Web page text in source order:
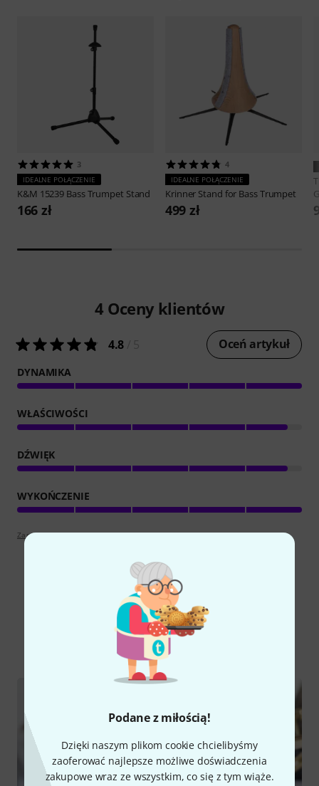
Podane z miłością!
Dzięki naszym plikom cookie chcielibyśmy
zaoferować najlepsze możliwe doświadczenia
zakupowe wraz ze wszystkim, co się z tym wiąże.
3
IDEALNE POŁĄCZENIE
K&M 15239 Bass Trumpet Stand
166 zł
4
IDEALNE POŁĄCZENIE
Krinner Stand for Bass Trumpet
499 zł
4 Oceny klientów
4.8 Oceń artykuł
DYNAMIKA
WŁAŚCIWOŚCI
DŹWIĘK
WYKOŃCZENIE
Zapoznaj się z wytyczymi
Czy wiesz że?
Wszystko Poradniki